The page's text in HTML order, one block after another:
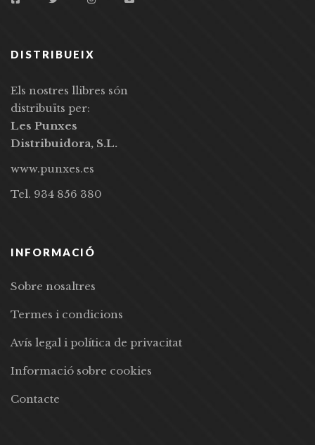
DISTRIBUEIX
Els nostres llibres són
distribuïts per:
Les Punxes
Distribuidora, S.L.
www.punxes.es
Tel. 934 856 380
INFORMACIÓ
Sobre nosaltres
Termes i condicions
Avís legal i política de privacitat
Informació sobre cookies
Contacte